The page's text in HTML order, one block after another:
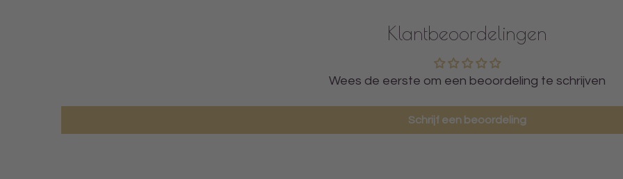
Klantbeoordelingen
Wees de eerste om een beoordeling te schrijven
Schrijf een beoordeling